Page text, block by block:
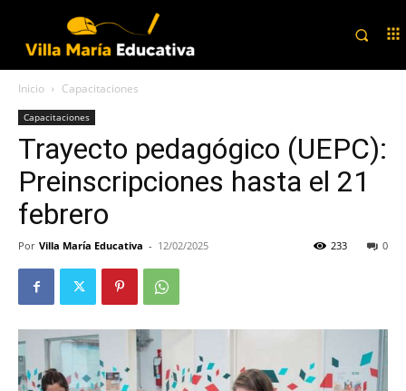
Inicio Capacitaciones
Capacitaciones
Trayecto pedagógico (UEPC):
Preinscripciones hasta el 21
febrero
Por Villa María Educativa - 12/02/2025 0
233